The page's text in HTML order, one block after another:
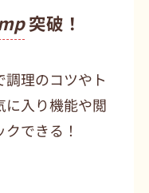
突破！
理のコツやト
に入り機能や閲
できる！